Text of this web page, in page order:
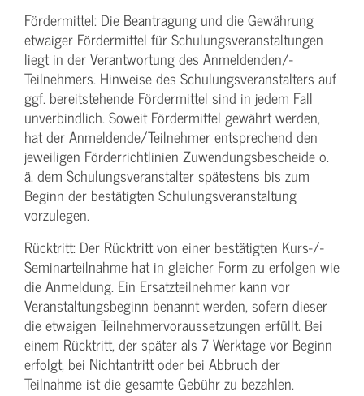
Fördermittel: Die Beantragung und die Gewährung
etwaiger Fördermittel für Schulungs­veranstaltungen
liegt in der Verantwortung des Anmeldenden/­
Teilnehmers. Hinweise des Schulungs­veranstalters auf
ggf. bereitstehende Fördermittel sind in jedem Fall
unverbindlich. Soweit Fördermittel gewährt werden,
hat der Anmeldende/­Teilnehmer entsprechend den
jeweiligen Förderrichtlinien Zuwendungs­bescheide o.
ä. dem Schulungs­veranstalter spätestens bis zum
Beginn der bestätigten Schulungs­veranstaltung
vorzulegen.
Rücktritt: Der Rücktritt von einer bestätigten Kurs-/­
Seminarteilnahme hat in gleicher Form zu erfolgen wie
die Anmeldung. Ein Ersatzteilnehmer kann vor
Veranstaltungs­beginn benannt werden, sofern dieser
die etwaigen Teilnehmer­voraussetzungen erfüllt. Bei
einem Rücktritt, der später als 7 Werktage vor Beginn
erfolgt, bei Nichtantritt oder bei Abbruch der
Teilnahme ist die gesamte Gebühr zu bezahlen.